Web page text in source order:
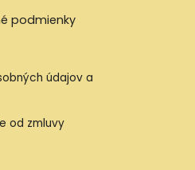
podmienky
údajov a
od zmluvy